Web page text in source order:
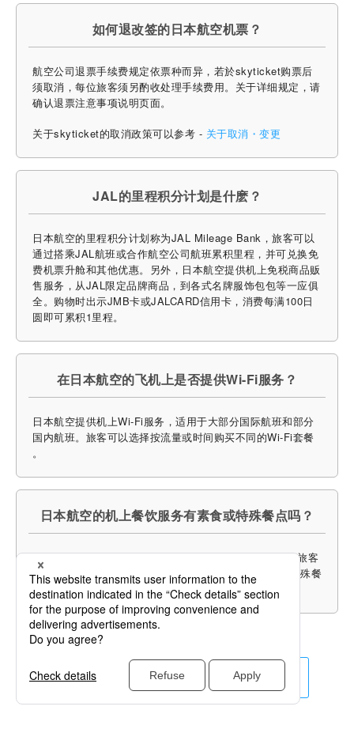
如何退改签的日本航空机票？
航空公司退票手续费规定依票种而异，若於skyticket购票后
须取消，每位旅客须另酌收处理手续费用。关于详细规定，请
确认退票注意事项说明页面。
关于skyticket的取消政策可以参考 - 关于取消・变更
JAL的里程积分计划是什麽？
日本航空的里程积分计划称为JAL Mileage Bank，旅客可以
通过搭乘JAL航班或合作航空公司航班累积里程，并可兑换免
费机票升舱和其他优惠​。另外，日本航空提供机上免税商品贩
售服务，从JAL限定品牌商品，到各式名牌服饰包包等一应俱
全。购物时出示JMB卡或JALCARD信用卡，消费每满100日
圆即可累积1里程。
在日本航空的飞机上是否提供Wi-Fi服务？
日本航空提供机上Wi-Fi服务，适用于大部分国际航班和部分
国内航班。旅客可以选择按流量或时间购买不同的Wi-Fi套餐​
。
日本航空的机上餐饮服务有素食或特殊餐点吗？
JAL提供素食、无麸质餐、儿童餐等多种特殊餐点选择。旅客
可以在预订机票时或出发前24小时内联系航空公司预订特殊餐
饮。
查看其他航空公司